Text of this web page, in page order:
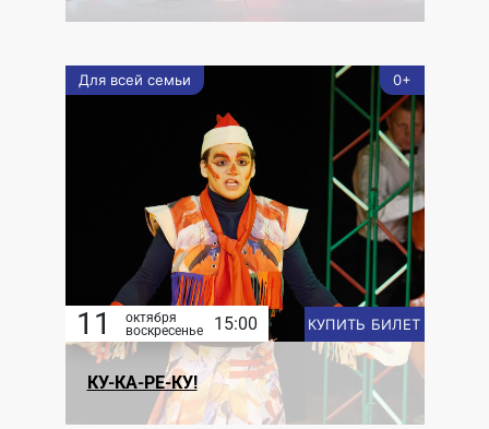
Для всей семьи 0+
11
октября
воскресенье
15:00 КУПИТЬ БИЛЕТ
КУ-КА-РЕ-КУ!